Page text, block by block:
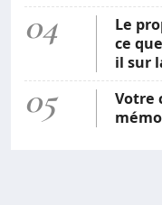
04
Le
ce
il sur
05
Votre